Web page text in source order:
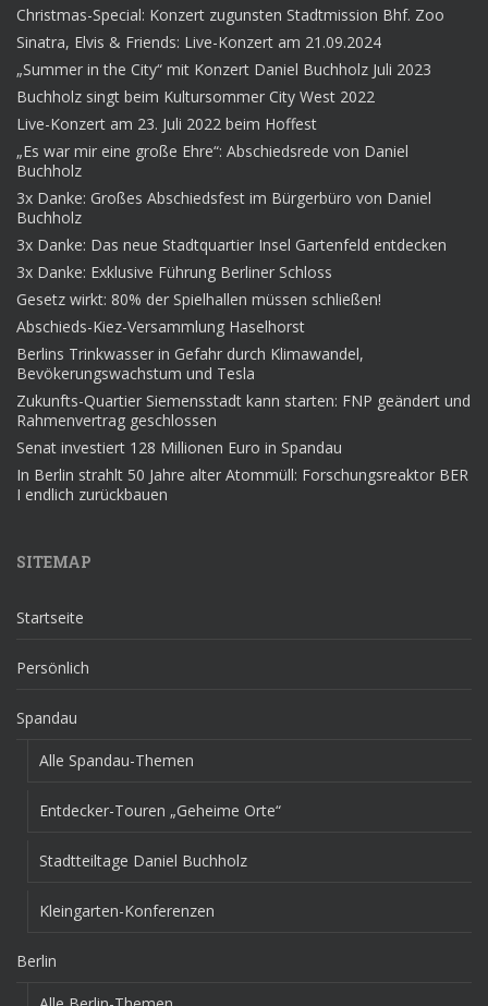
Christmas-Special: Konzert zugunsten Stadtmission Bhf. Zoo
Sinatra, Elvis & Friends: Live-Konzert am 21.09.2024
„Summer in the City“ mit Konzert Daniel Buchholz Juli 2023
Buchholz singt beim Kultursommer City West 2022
Live-Konzert am 23. Juli 2022 beim Hoffest
„Es war mir eine große Ehre“: Abschiedsrede von Daniel
Buchholz
3x Danke: Großes Abschiedsfest im Bürgerbüro von Daniel
Buchholz
3x Danke: Das neue Stadtquartier Insel Gartenfeld entdecken
3x Danke: Exklusive Führung Berliner Schloss
Gesetz wirkt: 80% der Spielhallen müssen schließen!
Abschieds-Kiez-Versammlung Haselhorst
Berlins Trinkwasser in Gefahr durch Klimawandel,
Bevökerungswachstum und Tesla
Zukunfts-Quartier Siemensstadt kann starten: FNP geändert und
Rahmenvertrag geschlossen
Senat investiert 128 Millionen Euro in Spandau
In Berlin strahlt 50 Jahre alter Atommüll: Forschungsreaktor BER
I endlich zurückbauen
SITEMAP
Startseite
Persönlich
Spandau
Alle Spandau-Themen
Entdecker-Touren „Geheime Orte“
Stadtteiltage Daniel Buchholz
Kleingarten-Konferenzen
Berlin